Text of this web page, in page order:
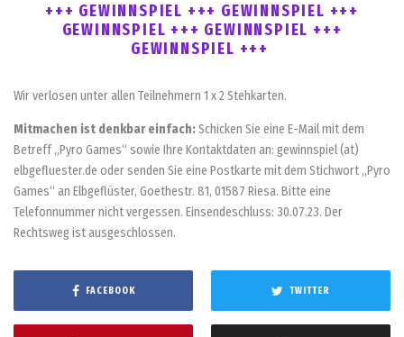
+++ GEWINNSPIEL +++ GEWINNSPIEL +++
GEWINNSPIEL +++ GEWINNSPIEL +++
GEWINNSPIEL +++
Wir verlosen unter allen Teilnehmern 1 x 2 Stehkarten.
Mitmachen ist denkbar einfach: Schicken Sie eine E-Mail mit dem
Betreff „Pyro Games“ sowie Ihre Kontaktdaten an: gewinnspiel (at)
elbgefluester.de oder senden Sie eine Postkarte mit dem Stichwort „Pyro
Games“ an Elbgeflüster, Goethestr. 81, 01587 Riesa. Bitte eine
Telefonnummer nicht vergessen. Einsendeschluss: 30.07.23. Der
Rechtsweg ist ausgeschlossen.
FACEBOOK TWITTER